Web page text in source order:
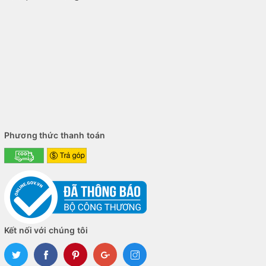
cài đặt hệ điều hành và kiểm tra toàn bộ hệ thống trước khi bàn
=== ẢNH SHOWROOM GIA THỤY STORE ===
Kết luận
Với chipset Intel B460 Express, hỗ trợ RAM DDR4 tối đa 128GB,
CPU Intel Core i9 cùng nhiều cổng kết nối hiện đại,
Phương thức thanh toán
Kết nối với chúng tôi